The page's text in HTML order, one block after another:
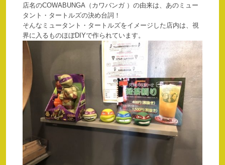
店名のCOWABUNGA（カワバンガ ）の由来は、あのミュー
タント・タートルズの決め台詞！
そんなミュータント・タートルズをイメージした店内は、視
界に入るものほぼDIYで作られています。